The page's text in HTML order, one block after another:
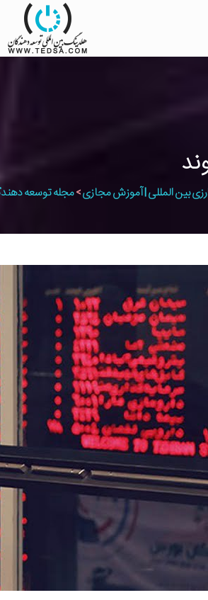
بین المللی | آموزش مجازی>مجله توسعه